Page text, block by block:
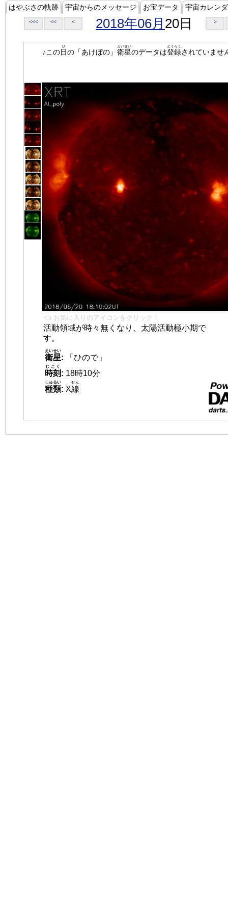
はやぶさの軌跡 宇宙からのメッセージ お宝データ 宇宙カレン
<<< << < 2018年06月 20日 >
♪この日
ひ
の「あけぼの」 衛星
えいせい
のデータは登録
とうろく
されていませ
👈 お気に入りのアイコンをクリック！
活動領域が時々無くなり、太陽活動極小期で
す。
衛星
えいせい
:
「ひので」
時刻
じこく
: 18時10分
種類
しゅるい
: X線
せん